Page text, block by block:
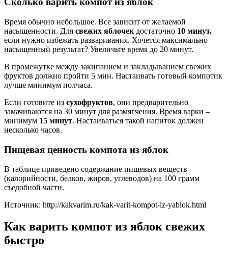
Время обычно небольшое. Все зависит от желаемой
насыщенности. Для свежих яблочек достаточно 10 минут,
если нужно избежать разваривания. Хочется максимально
насыщенный результат? Увеличьте время до 20 минут.
В промежутке между закипанием и закладыванием свежих
фруктов должно пройти 5 мин. Настаивать готовый компотик
лучше минимум полчаса.
Если готовите из сухофруктов, они предварительно
замачиваются на 30 минут для размягчения. Время варки –
минимум 15 минут. Настаиваться такой напиток должен
несколько часов.
Пищевая ценность компота из яблок
В таблице приведено содержание пищевых веществ
(калорийности, белков, жиров, углеводов) на 100 грамм
съедобной части.
Источник: http://kakvarim.ru/kak-varit-kompot-iz-yablok.html
Как варить компот из яблок свежих
быстро